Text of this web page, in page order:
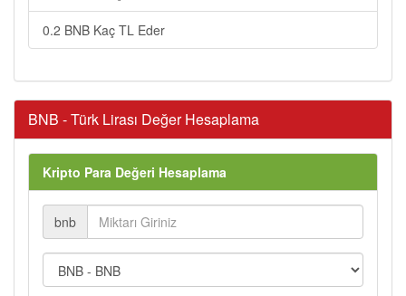
0.2 BNB Kaç TL Eder
BNB - Türk Lirası Değer Hesaplama
Kripto Para Değeri Hesaplama
bnb